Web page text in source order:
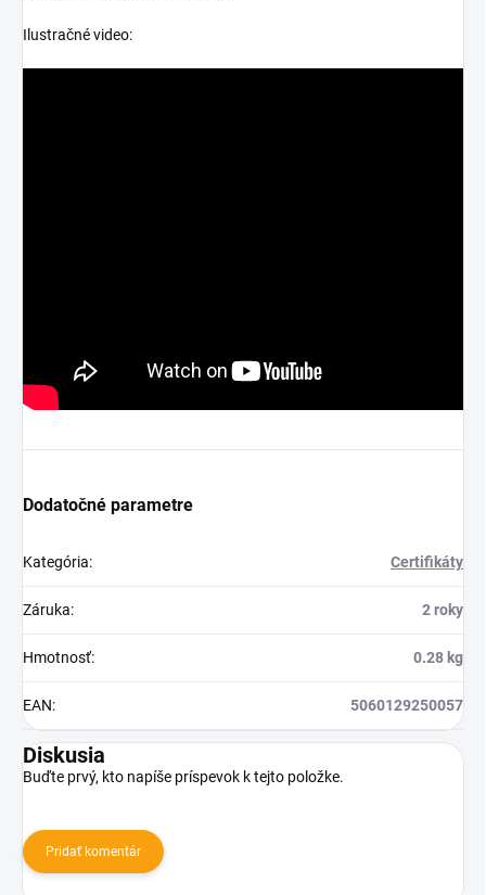
Ilustračné video:
Dodatočné parametre
Kategória: Certifikáty
Záruka: 2 roky
Hmotnosť: 0.28 kg
EAN: 5060129250057
Diskusia
Buďte prvý, kto napíše príspevok k tejto položke.
Pridať komentár